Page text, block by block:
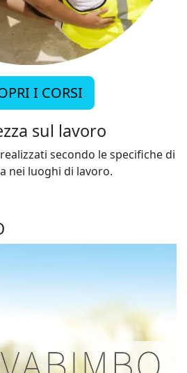
I CORSI
sul lavoro
secondo le specifiche di
nei luoghi di lavoro.